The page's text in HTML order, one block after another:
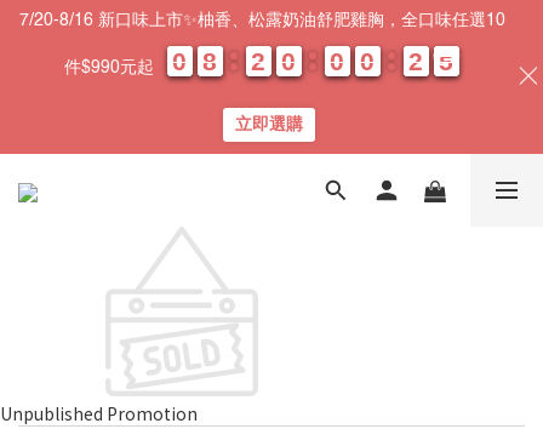
Unpublished Promotion
7/20-8/16 新口味上市✨柚香、松露奶油舒肥雞胸，全口味任選10
件$990元起 0
0
0
0 8
8
8
8 2
2
2
2 0
0
0
0 0
0
0
0 0
0
0
0 2
2
2
2 0
0
5
5
4
立即選購